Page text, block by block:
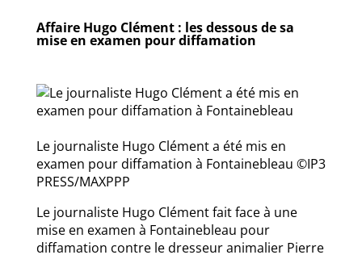
Affaire Hugo Clément : les dessous de sa
mise en examen pour diffamation
Le journaliste Hugo Clément a été mis en
examen pour diffamation à Fontainebleau ©IP3
PRESS/MAXPPP
Le journaliste Hugo Clément fait face à une
mise en examen à Fontainebleau pour
diffamation contre le dresseur animalier Pierre